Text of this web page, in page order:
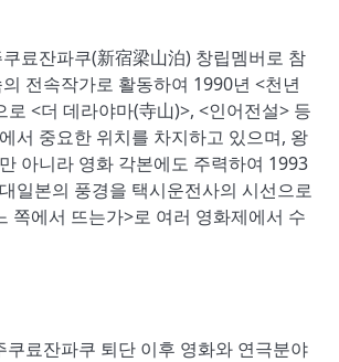
료잔파쿠(新宿梁山泊) 창립멤버로 참
전속작가로 활동하여 1990년 <천년
로 <더 데라야마(寺山)>, <인어전설> 등
서 중요한 위치를 차지하고 있으며, 왕
아니라 영화 각본에도 주력하여 1993
일본의 풍경을 택시운전사의 시선으로
쪽에서 뜨는가>로 여러 영화제에서 수
쿠료잔파쿠 퇴단 이후 영화와 연극분야